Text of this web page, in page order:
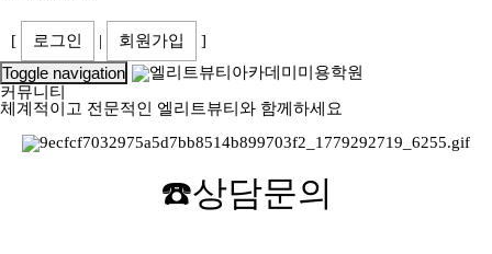
[ 로그인 | 회원가입 ]
Toggle navigation
커뮤니티
체계적이고 전문적인 엘리트뷰티와 함께하세요
☎️상담문의